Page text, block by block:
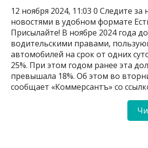
12 ноября 2024, 11:03 0 Следите
новостями в удобном формате
Присылайте! В ноябре 2024 года
водительскими правами,
автомобилей на срок от одних
25%. При этом годом ранее эта
превышала 18%. Об этом во
сообщает «Коммерсантъ» со